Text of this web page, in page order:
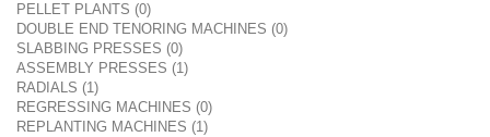
PELLET PLANTS (0)
DOUBLE END TENORING MACHINES (0)
SLABBING PRESSES (0)
ASSEMBLY PRESSES (1)
RADIALS (1)
REGRESSING MACHINES (0)
REPLANTING MACHINES (1)